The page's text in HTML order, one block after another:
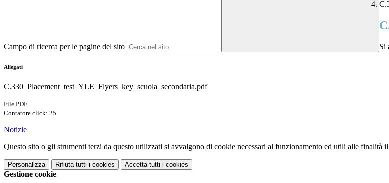
Campo di ricerca per le pagine del sito Si
Allegati
C.330_Placement_test_YLE_Flyers_key_scuola_secondaria.pdf
File PDF
Contatore click: 25
Notizie
Questo sito o gli strumenti terzi da questo utilizzati si avvalgono di cookie necessari al funzionamento ed utili alle finalità
Personalizza Rifiuta tutti i cookies Accetta tutti i cookies
Gestione cookie